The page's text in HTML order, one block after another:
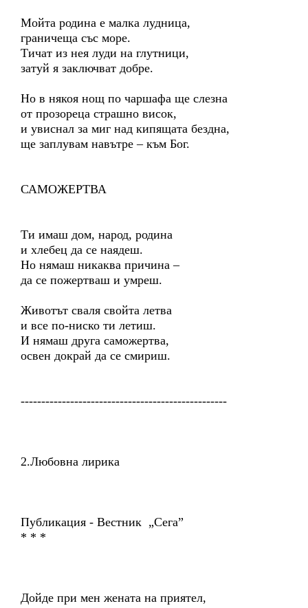
Мойта родина е малка лудница,
граничеща със море.
Тичат из нея луди на глутници,
затуй я заключват добре.
Но в някоя нощ по чаршафа ще слезна
от прозореца страшно висок,
и увиснал за миг над кипящата бездна,
ще заплувам навътре – към Бог.
САМОЖЕРТВА
Ти имаш дом, народ, родина
и хлебец да се наядеш.
Но нямаш никаква причина –
да се пожертваш и умреш.
Животът сваля свойта летва
и все по-ниско ти летиш.
И нямаш друга саможертва,
освен докрай да се смириш.
--------------------------------------------------
2.Любовна лирика
Публикация - Вестник „Сега”
* * *
Дойде при мен жената на приятел,